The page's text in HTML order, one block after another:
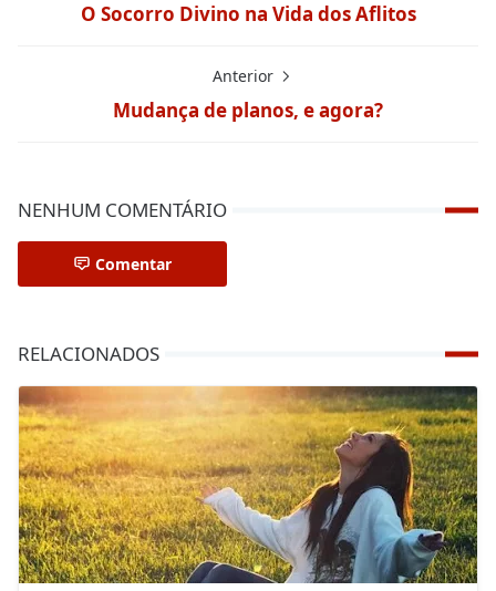
O Socorro Divino na Vida dos Aflitos
Anterior
Mudança de planos, e agora?
NENHUM COMENTÁRIO
Comentar
RELACIONADOS